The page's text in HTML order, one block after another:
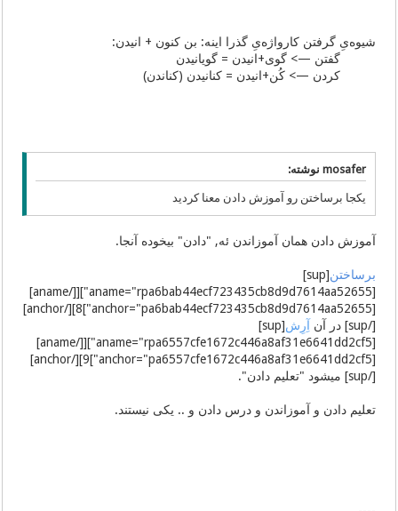
شیوه‌یِ گرفتن کارواژه‌یِ گذرا اینه: بن کنون + انیدن:
گفتن —> گوی+انیدن = گویانیدن
کردن —> کُن+انیدن = کنانیدن (کناندن)
mosafer نوشته:
یکجا برساختن رو آموزش دادن معنا کردید
آموزش دادن همان آموزاندن ئه, "دادن" بیخوده آنجا.
برساختن
[sup]
[aname="rpa6bab44ecf723435cb8d9d7614aa52655"][[/aname]
[anchor="pa6bab44ecf723435cb8d9d7614aa52655"]8][/anchor]
[/sup] در آن
آِرِش
[sup]
[aname="rpa6557cfe1672c446a8af31e6641dd2cf5"][[/aname]
[anchor="pa6557cfe1672c446a8af31e6641dd2cf5"]9][/anchor]
[/sup] میشود "تعلیم دادن".
تعلیم دادن و آموزاندن و درس دادن و .. یکی نیستند.